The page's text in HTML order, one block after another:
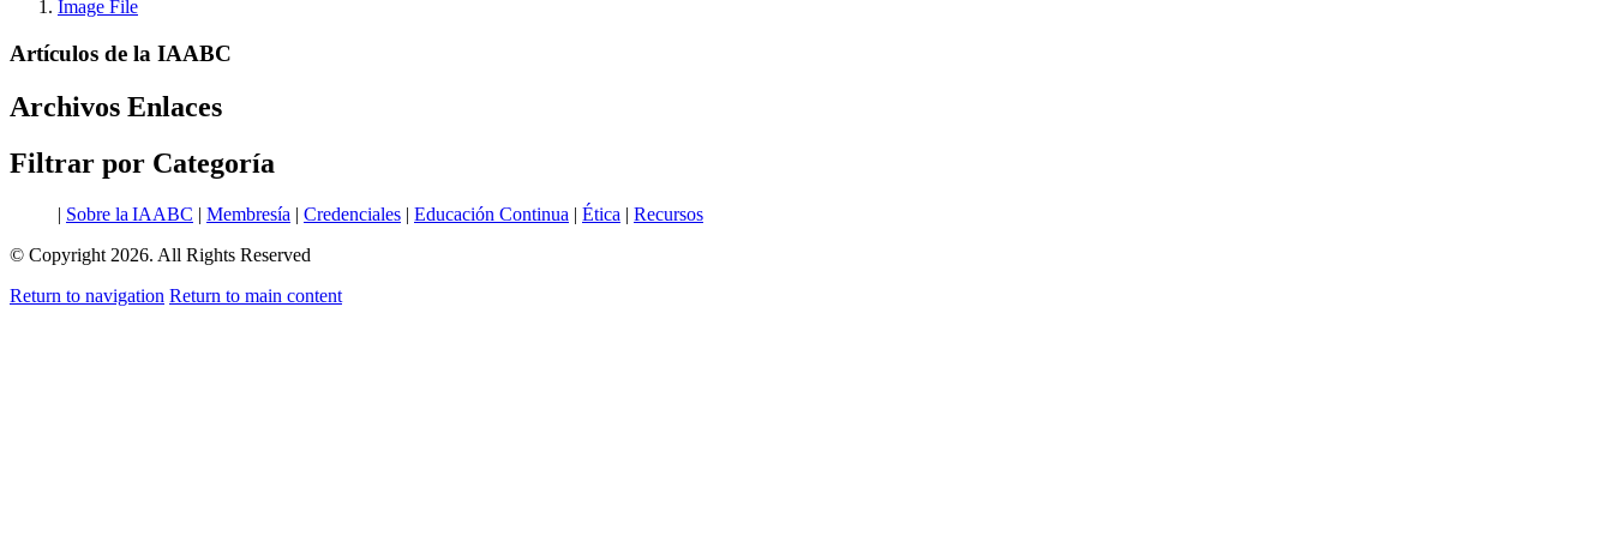
Image File
Artículos de la IAABC
Archivos Enlaces
Filtrar por Categoría
| Sobre la IAABC | Membresía | Credenciales | Educación Continua | Ética | Recursos
© Copyright 2026. All Rights Reserved
Return to navigation Return to main content